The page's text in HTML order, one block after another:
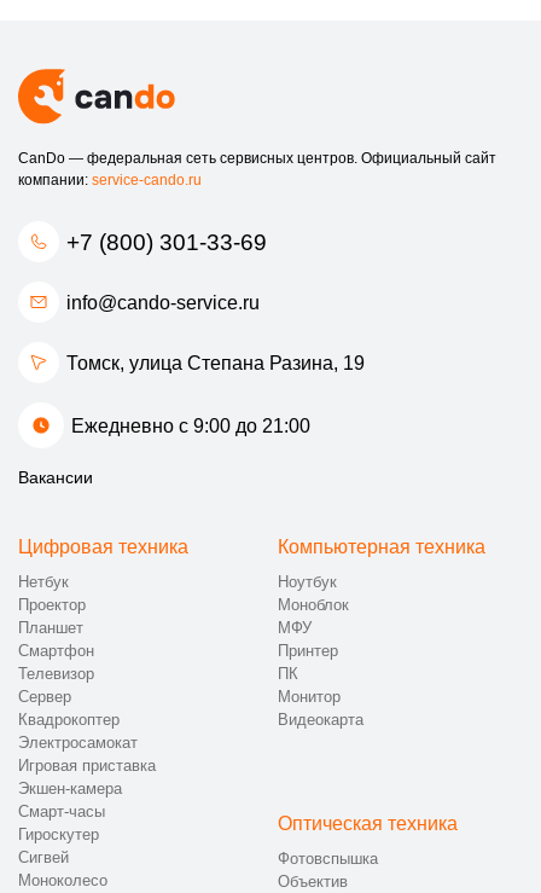
вашему оборудованию надежную работу!
CanDo — федеральная сеть сервисных центров. Официальный сайт
компании: service-cando.ru
+7 (800) 301-33-69
info@cando-service.ru
Томск, улица Степана Разина, 19
Ежедневно с 9:00 до 21:00
Вакансии
Цифровая техника
Нетбук
Проектор
Планшет
Смартфон
Телевизор
Сервер
Квадрокоптер
Электросамокат
Игровая приставка
Экшен-камера
Смарт-часы
Гироскутер
Сигвей
Моноколесо
Компьютерная техника
Ноутбук
Моноблок
МФУ
Принтер
ПК
Монитор
Видеокарта
Оптическая техника
Фотовспышка
Объектив